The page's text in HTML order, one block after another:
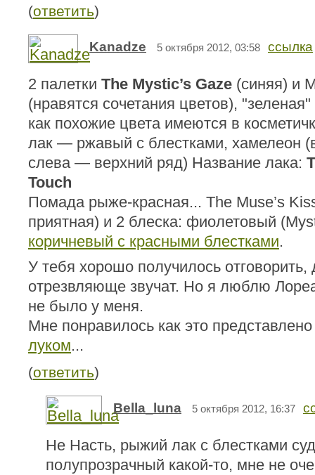
(ответить)
Kanadze 5 октября 2012, 03:58 ссылка
2 палетки The Mystic’s Gaze (синяя) и
(нравятся сочетания цветов),
как похожие цвета имеются в
лак — ржавый с блестками, хамелеон
слева — верхний ряд) Название лака:
Touch
Помада рыже-красная... The Muse’s
приятная) и 2 блеска: фиолетовый
коричневый с красными блестками.
У тебя хорошо получилось
отрезвляюще звучат. Но я люблю
не было у меня.
Мне понравилось как это
луком...
(ответить)
Bella_luna 5 октября 2012, 16:37
Не Насть, рыжий лак с блестками
полупрозрачный какой-то, мне не